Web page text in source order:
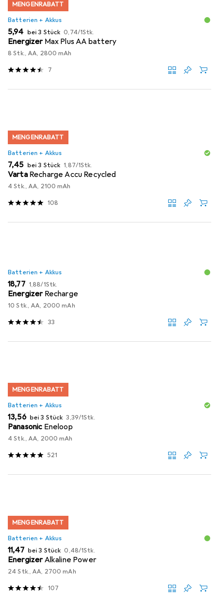
MENGENRABATT
Batterien + Akkus
EUR
5,94 bei 3 Stück EUR
0,74/1Stk.
Energizer Max Plus AA battery
8 Stk., AA, 2800 mAh
7
MENGENRABATT
Batterien + Akkus
EUR
7,45 bei 3 Stück EUR
1,87/1Stk.
Varta Recharge Accu Recycled
4 Stk., AA, 2100 mAh
108
Batterien + Akkus
EUR
18,77 EUR
1,88/1Stk.
Energizer Recharge
10 Stk., AA, 2000 mAh
33
MENGENRABATT
Batterien + Akkus
EUR
13,56 bei 3 Stück EUR
3,39/1Stk.
Panasonic Eneloop
4 Stk., AA, 2000 mAh
521
MENGENRABATT
Batterien + Akkus
EUR
11,47 bei 3 Stück EUR
0,48/1Stk.
EnergizerAlkaline Power
24 Stk., AA, 2700 mAh
107